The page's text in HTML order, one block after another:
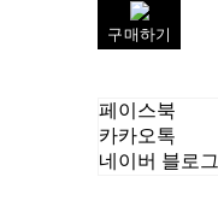
구매하기
페이스북
카카오톡
네이버 블로그